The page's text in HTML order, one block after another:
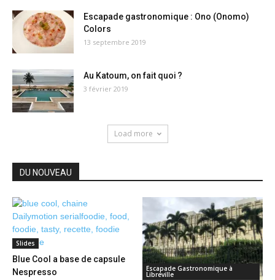
Escapade gastronomique : Ono (Onomo)
Colors
13 septembre 2019
Au Katoum, on fait quoi ?
3 février 2019
Load more
DU NOUVEAU
Slides
Blue Cool a base de capsule
Nespresso
Escapade Gastronomique à
Libreville